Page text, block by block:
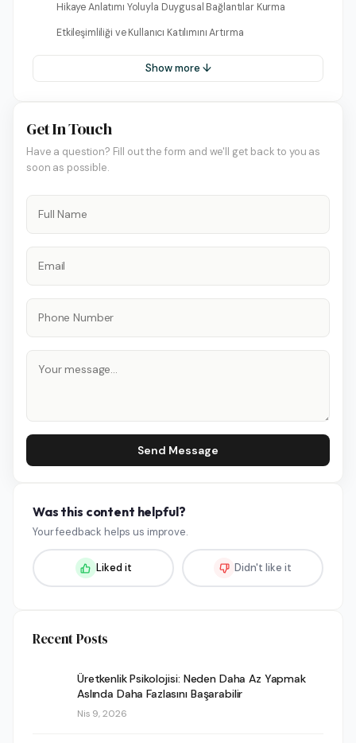
Hikaye Anlatımı Yoluyla Duygusal Bağlantılar Kurma
Etkileşimliliği ve Kullanıcı Katılımını Artırma
Show more ↓
Get In Touch
Have a question? Fill out the form and we'll get back to you as
soon as possible.
Send Message
Was this content helpful?
Your feedback helps us improve.
Liked it Didn't like it
Recent Posts
Üretkenlik Psikolojisi: Neden Daha Az Yapmak
Aslında Daha Fazlasını Başarabilir
Nis 9, 2026